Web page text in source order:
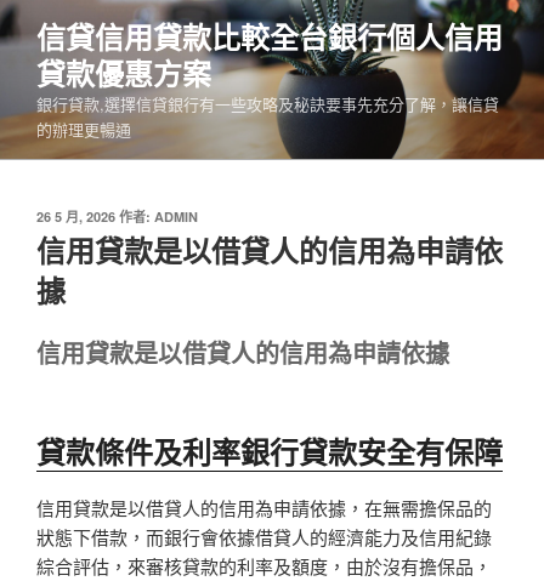
跳
至
容
信貸信用貸款比較全台銀行個人信用
貸款優惠方案
銀行貸款,選擇信貸銀行有一些攻略及秘訣要事先充分了解，讓信貸
的辦理更暢通
發
佈
於
26 5 月, 2026 作者: ADMIN
信用貸款是以借貸人的信用為申請依
據
信用貸款是以借貸人的信用為申請依據
貸款條件及利率銀行貸款安全有保障
信用貸款是以借貸人的信用為申請依據，在無需擔保品的
狀態下借款，而銀行會依據借貸人的經濟能力及信用紀錄
綜合評估，來審核貸款的利率及額度，由於沒有擔保品，